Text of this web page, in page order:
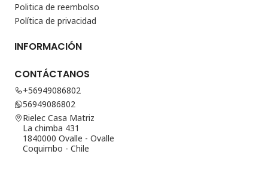
Politica de reembolso
Política de privacidad
INFORMACIÓN
CONTÁCTANOS
+56949086802
56949086802
Rielec Casa Matriz
La chimba 431
1840000 Ovalle - Ovalle
Coquimbo - Chile